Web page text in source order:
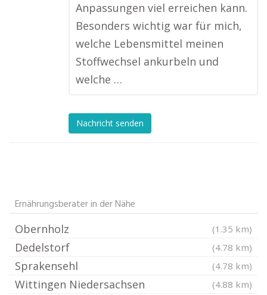
Anpassungen viel erreichen kann.
Besonders wichtig war für mich,
welche Lebensmittel meinen
Stoffwechsel ankurbeln und
welche …
Nachricht senden
Ernährungsberater in der Nähe
Obernholz (1.35 km)
Dedelstorf (4.78 km)
Sprakensehl (4.78 km)
Wittingen Niedersachsen (4.88 km)